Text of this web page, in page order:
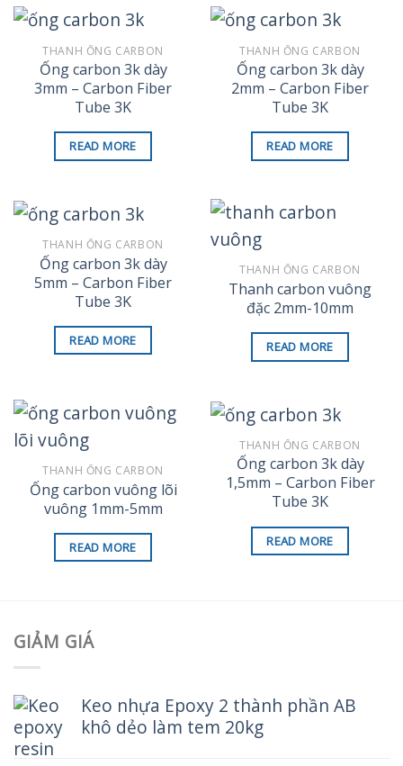
THANH ỐNG CARBON
Ống carbon 3k dày
3mm – Carbon Fiber
Tube 3K
READ MORE
THANH ỐNG CARBON
Ống carbon 3k dày
2mm – Carbon Fiber
Tube 3K
READ MORE
THANH ỐNG CARBON
Ống carbon 3k dày
5mm – Carbon Fiber
Tube 3K
READ MORE
THANH ỐNG CARBON
Thanh carbon vuông
đặc 2mm-10mm
READ MORE
THANH ỐNG CARBON
Ống carbon vuông lõi
vuông 1mm-5mm
READ MORE
THANH ỐNG CARBON
Ống carbon 3k dày
1,5mm – Carbon Fiber
Tube 3K
READ MORE
GIẢM GIÁ
Keo nhựa Epoxy 2 thành phần AB
khô dẻo làm tem 20kg